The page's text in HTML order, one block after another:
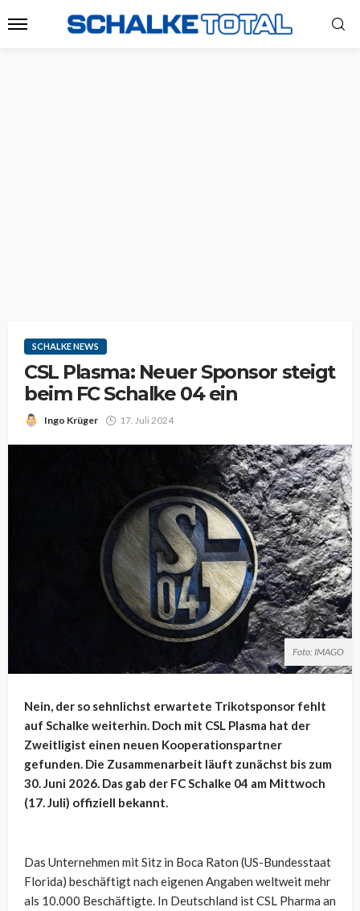
SCHALKE NEWS
CSL Plasma: Neuer Sponsor steigt
beim FC Schalke 04 ein
Ingo Krüger 17. Juli 2024
Foto: IMAGO
Nein, der so sehnlichst erwartete Trikotsponsor fehlt
auf Schalke weiterhin. Doch mit CSL Plasma hat der
Zweitligist einen neuen Kooperationspartner
gefunden. Die Zusammenarbeit läuft zunächst bis zum
30. Juni 2026. Das gab der FC Schalke 04 am Mittwoch
(17. Juli) offiziell bekannt.
Das Unternehmen mit Sitz in Boca Raton (US-Bundesstaat
Florida) beschäftigt nach eigenen Angaben weltweit mehr
als 10.000 Beschäftigte. In Deutschland ist CSL Pharma an